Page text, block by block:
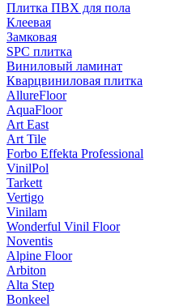
Плитка ПВХ для пола
Клеевая
Замковая
SPC плитка
Виниловый ламинат
Кварцвиниловая плитка
AllureFloor
AquaFloor
Art East
Art Tile
Forbo Effekta Professional
VinilPol
Tarkett
Vertigo
Vinilam
Wonderful Vinil Floor
Noventis
Alpine Floor
Arbiton
Alta Step
Bonkeel